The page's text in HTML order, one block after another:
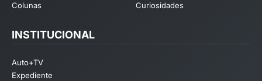
Colunas
Curiosidades
INSTITUCIONAL
Auto+TV
Expediente